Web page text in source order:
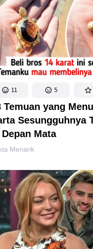
11 5
Temuan yang
Sesungguhnya
Mata
Menarik